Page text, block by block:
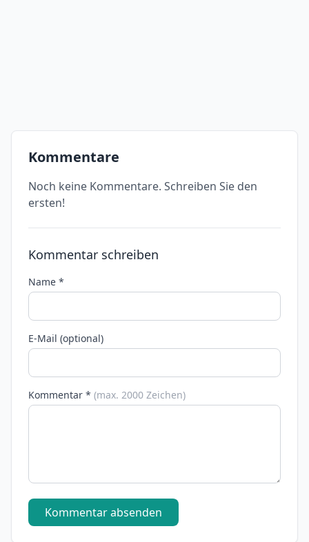
Kommentare
Noch keine Kommentare. Schreiben Sie den
ersten!
Kommentar schreiben
Name *
E-Mail (optional)
Kommentar * (max. 2000 Zeichen)
Kommentar absenden